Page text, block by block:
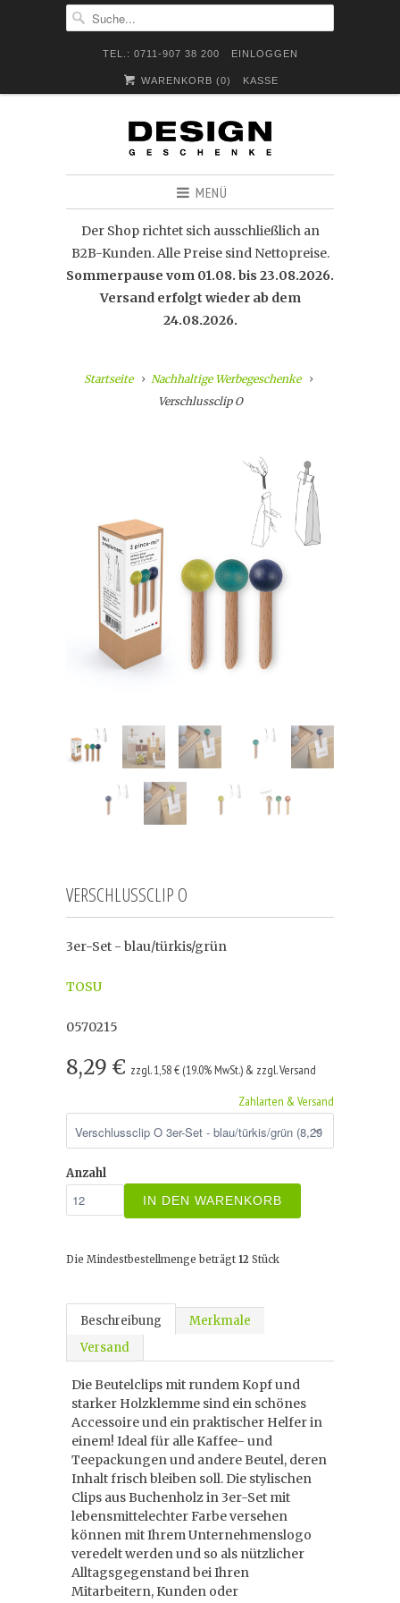
TEL.: 0711-907 38 200 EINLOGGEN
WARENKORB (0) KASSE
MENÜ
Der Shop richtet sich ausschließlich an
B2B-Kunden. Alle Preise sind Nettopreise.
Sommerpause vom 01.08. bis 23.08.2026.
Versand erfolgt wieder ab dem
24.08.2026.
Startseite
Nachhaltige Werbegeschenke
Verschlussclip O
VERSCHLUSSCLIP O
3er-Set - blau/türkis/grün
TOSU
0570215
8,29 € zzgl. 1,58 € (19.0% MwSt.) & zzgl. Versand
Zahlarten & Versand
Anzahl
IN DEN WARENKORB
Die Mindestbestellmenge beträgt 12 Stück
Beschreibung
Merkmale
Versand
Die Beutelclips mit rundem Kopf und
starker Holzklemme sind ein schönes
Accessoire und ein praktischer Helfer in
einem! Ideal für alle Kaffee- und
Teepackungen und andere Beutel, deren
Inhalt frisch bleiben soll. Die stylischen
Clips aus Buchenholz in 3er-Set mit
lebensmittelechter Farbe versehen
können mit Ihrem Unternehmenslogo
veredelt werden und so als nützlicher
Alltagsgegenstand bei Ihren
Mitarbeitern, Kunden oder